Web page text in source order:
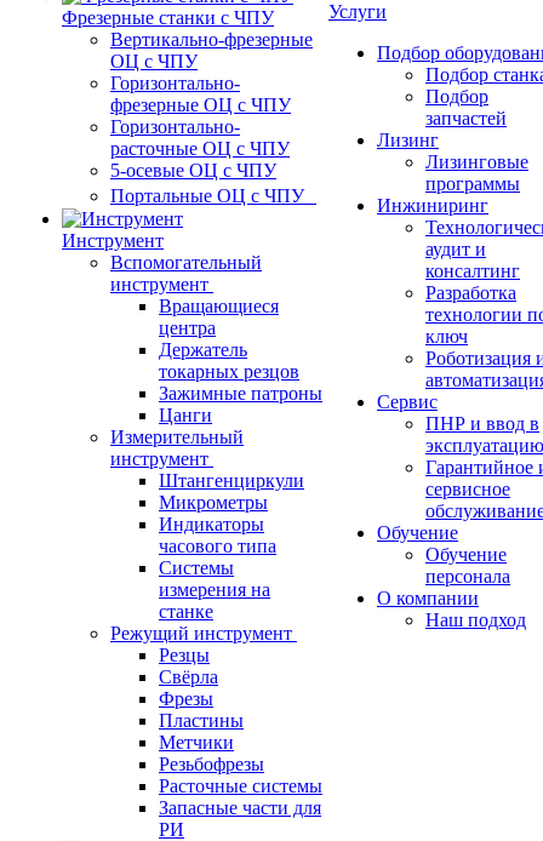
Фрезерные станки с ЧПУ
Вертикально-фрезерные
ОЦ с ЧПУ
Горизонтально-
фрезерные ОЦ с ЧПУ
Горизонтально-
расточные ОЦ с ЧПУ
5-осевые ОЦ с ЧПУ
Портальные ОЦ с ЧПУ
Инструмент
Вспомогательный
инструмент
Вращающиеся
центра
Держатель
токарных резцов
Зажимные патроны
Цанги
Измерительный
инструмент
Штангенциркули
Микрометры
Индикаторы
часового типа
Системы
измерения на
станке
Режущий инструмент
Резцы
Свёрла
Фрезы
Пластины
Метчики
Резьбофрезы
Расточные системы
Запасные части для
РИ
Услуги
Подбор
Подбор
Подбор
запчастей
Лизинг
Лизинговые
программы
Инжиниринг
аудит и
консалтинг
Разработка
технологии
ключ
Роботизация
Сервис
ПНР и ввод в
эксплуатацию
Гарантийное
сервисное
Обучение
Обучение
персонала
О компании
Наш подход